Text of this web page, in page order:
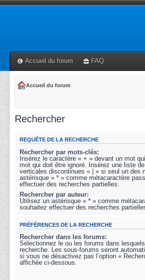
Accueil du forum FAQ
Accueil du forum
Rechercher
REQUÊTE DE LA RECHERCHE
Rechercher par mots-clés:
Insérez le caractère « + » devant un mot
mot qui doit être ignoré. Insérez une liste
verticales discontinues « | » si seul un des
astérisque « * » comme métacaractère
effectuer des recherches partielles.
Rechercher par auteur:
Utilisez un astérisque « * » comme
souhaitez effectuer des recherches
PRÉFÉRENCES DE LA RECHERCHE
Rechercher dans les forums:
Sélectionnez le ou les forums dans
recherche. Les sous-forums seront
si vous ne désactivez pas l’option «
affichée ci-dessous.